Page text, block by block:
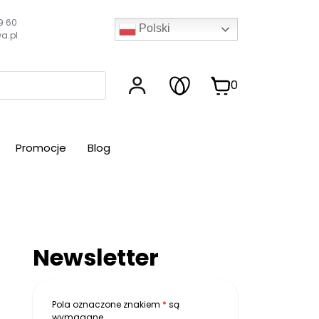
60
Polski
0
Promocje Blog
Newsletter
Pola oznaczone znakiem * są